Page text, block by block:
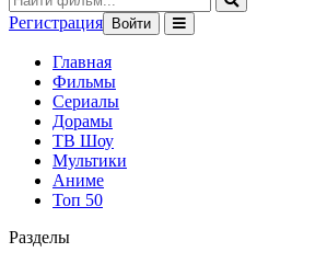
Регистрация Войти
Главная
Фильмы
Сериалы
Дорамы
ТВ Шоу
Мультики
Аниме
Топ 50
Разделы